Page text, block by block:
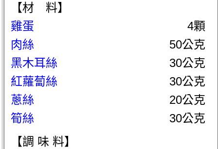
【材 料】
雞蛋
4顆
肉絲
50公克
黑木耳絲
30公克
紅蘿蔔絲
30公克
蔥絲
20公克
筍絲
30公克
【調 味 料】